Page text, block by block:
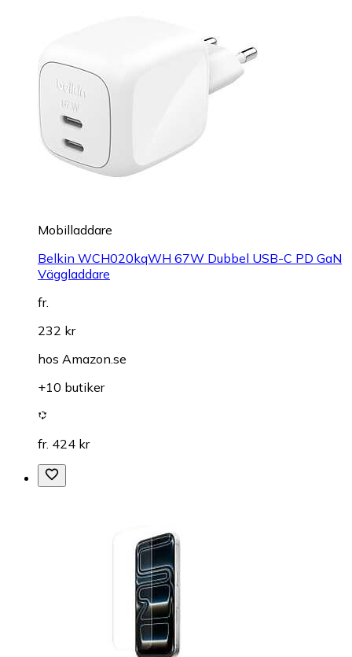
Mobilladdare
Belkin WCH020kqWH 67W Dubbel USB-C PD GaN
Väggladdare
fr.
232 kr
hos Amazon.se
+10 butiker
fr. 424 kr